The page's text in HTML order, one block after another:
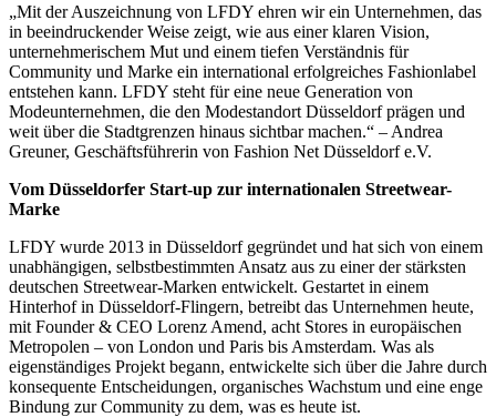
„Mit der Auszeichnung von LFDY ehren wir ein Unternehmen, das
in beeindruckender Weise zeigt, wie aus einer klaren Vision,
unternehmerischem Mut und einem tiefen Verständnis für
Community und Marke ein international erfolgreiches Fashionlabel
entstehen kann. LFDY steht für eine neue Generation von
Modeunternehmen, die den Modestandort Düsseldorf prägen und
weit über die Stadtgrenzen hinaus sichtbar machen.“ – Andrea
Greuner, Geschäftsführerin von Fashion Net Düsseldorf e.V.
Vom Düsseldorfer Start-up zur internationalen Streetwear-
Marke
LFDY wurde 2013 in Düsseldorf gegründet und hat sich von einem
unabhängigen, selbstbestimmten Ansatz aus zu einer der stärksten
deutschen Streetwear-Marken entwickelt. Gestartet in einem
Hinterhof in Düsseldorf-Flingern, betreibt das Unternehmen heute,
mit Founder & CEO Lorenz Amend, acht Stores in europäischen
Metropolen – von London und Paris bis Amsterdam. Was als
eigenständiges Projekt begann, entwickelte sich über die Jahre durch
konsequente Entscheidungen, organisches Wachstum und eine enge
Bindung zur Community zu dem, was es heute ist.